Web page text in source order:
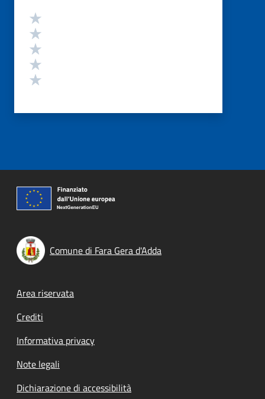
Valutazione
Comune di Fara Gera d'Adda
Footer menu
Area riservata
Crediti
Informativa privacy
Note legali
Dichiarazione di accessibilità